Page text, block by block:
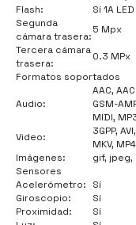
Flash:
Sí 1A LED
Segunda
cámara trasera:
5 Mpx
Tercera cámara
trasera:
0.3 MPx
Formatos soportados
Audio:
AAC,
GSM-
MIDI,
Video:
3GPP,
MKV,
Imágenes:
gif, jpeg,
Sensores
Acelerómetro:
Sí
Giroscopio:
Sí
Proximidad:
Sí